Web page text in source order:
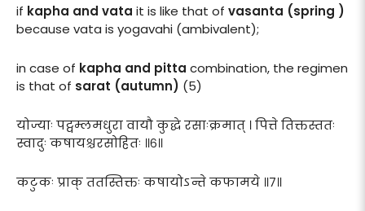
if kapha and vata it is like that of vasanta (spring )
because vata is yogavahi (ambivalent);
in case of kapha and pitta combination, the regimen
is that of sarat (autumn) (5)
योज्याः पट्वम्लमधुरा वायौ कुद्धे रसाःक्रमात् । पित्ते तिक्तस्ततः
स्वादुः कषायश्चरसोहितः ॥६॥
कटुकः प्राक् ततस्तिक्तः कषायोऽन्ते कफामये ॥७॥